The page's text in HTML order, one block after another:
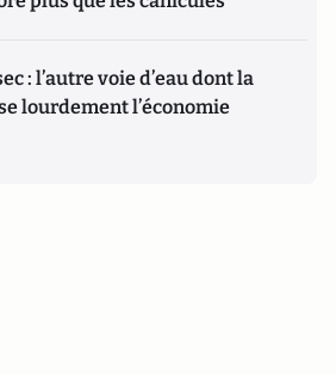
: l’autre voie d’eau dont la
lourdement l’économie